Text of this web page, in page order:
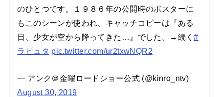
のひとつです。１９８６年の公開時のポスターに
もこのシーンが使われ、キャッチコピーは『ある
日、少女が空から降ってきた…』でした。→続く#
ラピュタ pic.twitter.com/ur2txwNQR2
— アンク＠金曜ロードショー公式 (@kinro_ntv)
August 30, 2019